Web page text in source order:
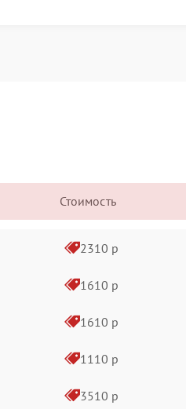
Стоимость
2310 р
1610 р
1610 р
1110 р
3510 р